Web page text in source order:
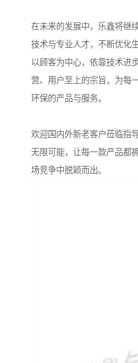
在未来的发展中，乐鑫将继
技术与专业人才，不断优化
以顾客为中心，依靠技术进
营、用户至上的宗旨，为每
环保的产品与服务。
欢迎国内外新老客户莅临指
无限可能，让每一款产品都
场竞争中脱颖而出。